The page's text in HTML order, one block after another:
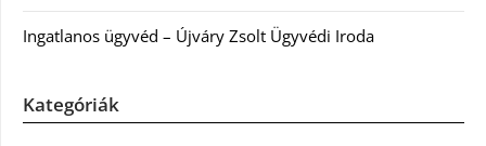
Ingatlanos ügyvéd – Újváry Zsolt Ügyvédi Iroda
Kategóriák